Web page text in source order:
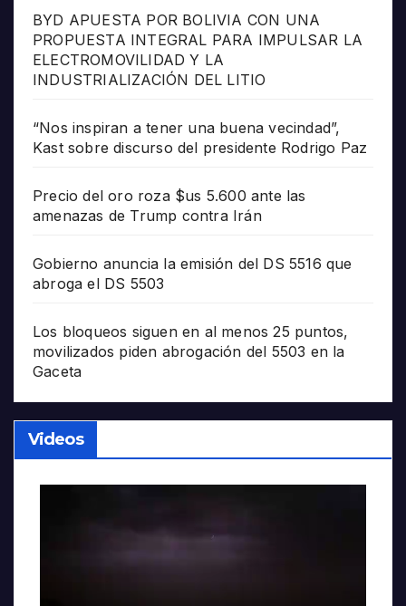
BYD APUESTA POR BOLIVIA CON UNA
PROPUESTA INTEGRAL PARA IMPULSAR LA
ELECTROMOVILIDAD Y LA
INDUSTRIALIZACIÓN DEL LITIO
“Nos inspiran a tener una buena vecindad”,
Kast sobre discurso del presidente Rodrigo Paz
Precio del oro roza $us 5.600 ante las
amenazas de Trump contra Irán
Gobierno anuncia la emisión del DS 5516 que
abroga el DS 5503
Los bloqueos siguen en al menos 25 puntos,
movilizados piden abrogación del 5503 en la
Gaceta
Videos